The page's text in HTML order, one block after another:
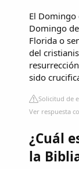
El Domingo
Domingo
Florida o
del
sido
Solicitud de
Ver respuesta
¿Cuál
la